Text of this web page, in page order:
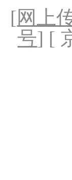
[网上
号] [